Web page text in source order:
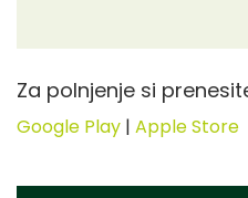
Za polnjenje si
Google Play | Apple Store